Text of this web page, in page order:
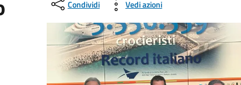
Condividi Vedi azioni